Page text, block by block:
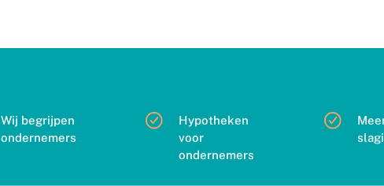
Wij begrijpen
ondernemers
Hypotheken
voor
ondernemers